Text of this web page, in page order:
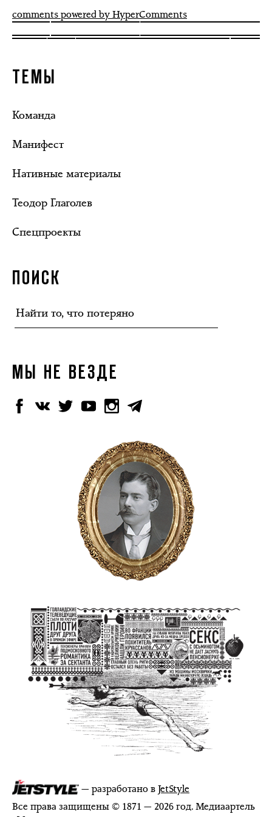
comments powered by HyperComments
ТЕМЫ
Команда
Манифест
Нативные материалы
Теодор Глаголев
Спецпроекты
ПОИСК
МЫ НЕ ВЕЗДЕ
— разработано вJetStyle
Все права защищены © 1871 — 2026 год. Медиаартель